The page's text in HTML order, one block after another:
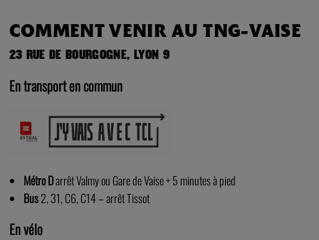
COMMENT VENIR AU TNG-VAISE
23 RUE DE BOURGOGNE, LYON 9
En transport en commun
Métro Darrêt Valmy ou Gare de Vaise + 5 minutes à pied
Bus2, 31, C6, C14 – arrêt Tissot
En vélo